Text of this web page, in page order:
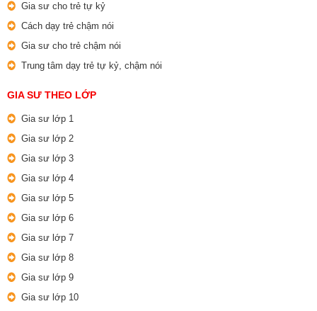
Gia sư cho trẻ tự kỷ
Cách dạy trẻ chậm nói
Gia sư cho trẻ chậm nói
Trung tâm dạy trẻ tự kỷ, chậm nói
GIA SƯ THEO LỚP
Gia sư lớp 1
Gia sư lớp 2
Gia sư lớp 3
Gia sư lớp 4
Gia sư lớp 5
Gia sư lớp 6
Gia sư lớp 7
Gia sư lớp 8
Gia sư lớp 9
Gia sư lớp 10